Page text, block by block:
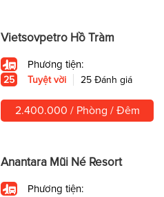
Vietsovpetro Hồ Tràm
Phương tiện:
25 Tuyệt vời 25 Đánh giá
2.400.000 / Phòng / Đêm
Anantara Mũi Né Resort
Phương tiện: